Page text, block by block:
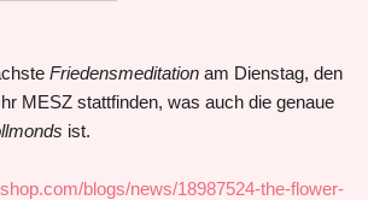
Friedensmeditation am Dienstag, den
MESZ stattfinden, was auch die genaue
ist.
blogs/news/18987524-the-flower-